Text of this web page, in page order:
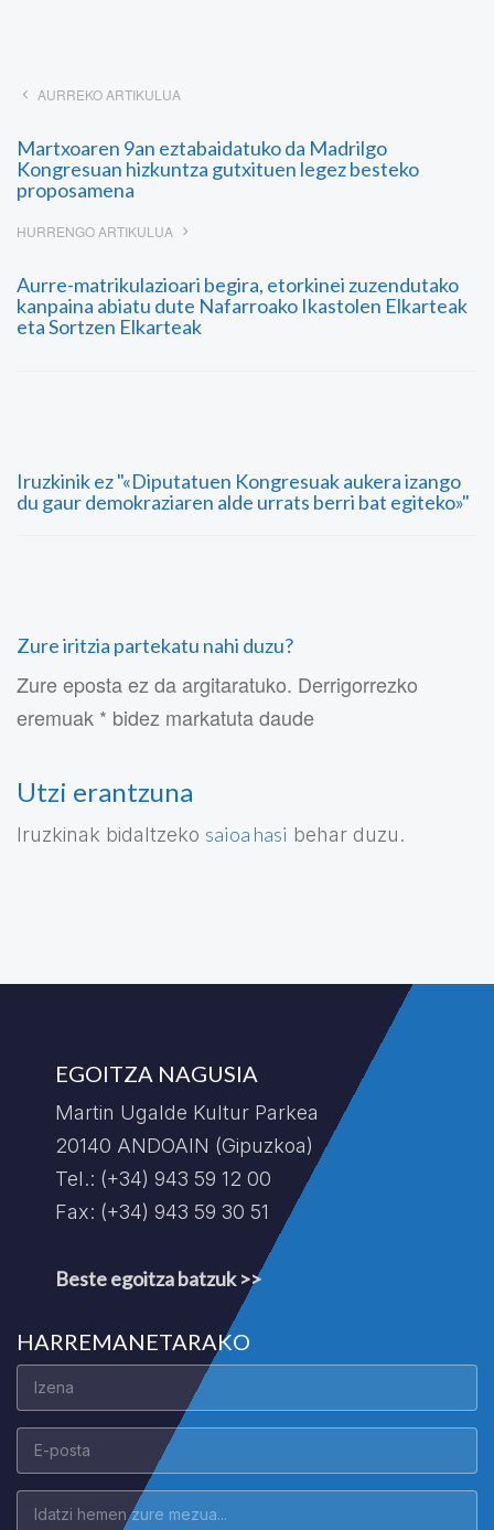
AURREKO ARTIKULUA
Martxoaren 9an eztabaidatuko da Madrilgo
Kongresuan hizkuntza gutxituen legez besteko
proposamena
HURRENGO ARTIKULUA
Aurre-matrikulazioari begira, etorkinei zuzendutako
kanpaina abiatu dute Nafarroako Ikastolen Elkarteak
eta Sortzen Elkarteak
Iruzkinik ez "«Diputatuen Kongresuak aukera izango
du gaur demokraziaren alde urrats berri bat egiteko»"
Zure iritzia partekatu nahi duzu?
Zure eposta ez da argitaratuko. Derrigorrezko
eremuak * bidez markatuta daude
Utzi erantzuna
Iruzkinak bidaltzeko saioa hasi behar duzu.
EGOITZA NAGUSIA
Martin Ugalde Kultur Parkea
20140 ANDOAIN (Gipuzkoa)
Tel.: (+34) 943 59 12 00
Fax: (+34) 943 59 30 51
Beste egoitza batzuk >>
HARREMANETARAKO